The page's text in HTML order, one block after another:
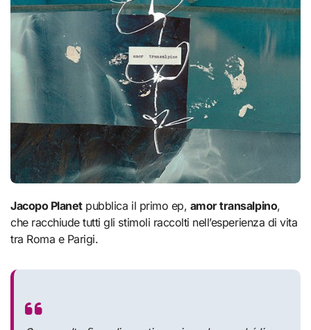
Jacopo Planetpubblica il primo ep, amor transalpino,
che racchiude tutti gli stimoli raccolti nell’esperienza di vita
tra Roma e Parigi.